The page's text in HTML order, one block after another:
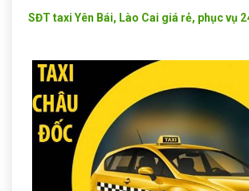
SĐT taxi Yên Bái, Lào Cai giá rẻ, phục vụ